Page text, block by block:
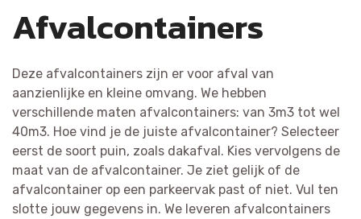
Afvalcontainers
Deze afvalcontainers zijn er voor afval van
aanzienlijke en kleine omvang. We hebben
verschillende maten afvalcontainers: van 3m3 tot wel
40m3. Hoe vind je de juiste afvalcontainer? Selecteer
eerst de soort puin, zoals dakafval. Kies vervolgens de
maat van de afvalcontainer. Je ziet gelijk of de
afvalcontainer op een parkeervak past of niet. Vul ten
slotte jouw gegevens in. We leveren afvalcontainers